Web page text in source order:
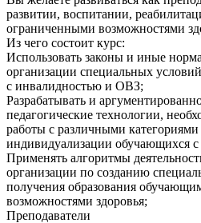
развитии, воспитании,
ограниченными возможностями
Из чего состоит курс:
Использовать законы и иные
организации специальных
с инвалидностью и ОВЗ;
Разрабатывать и
педагогические технологии,
работы с различными
индивидуализации обучающихся
Применять алгоритмы
организации по созданию
получения образования
возможностями здоровья;
Преподаватели